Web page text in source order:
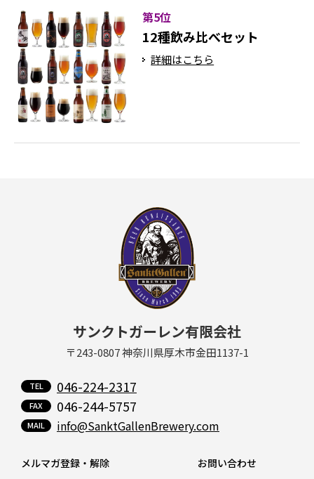
第5位
12種飲み比べセット
詳細はこちら
サンクトガーレン有限会社
〒243-0807 神奈川県厚木市金田1137-1
046-224-2317
046-244-5757
info@SanktGallenBrewery.com
メルマガ登録・解除
お問い合わせ